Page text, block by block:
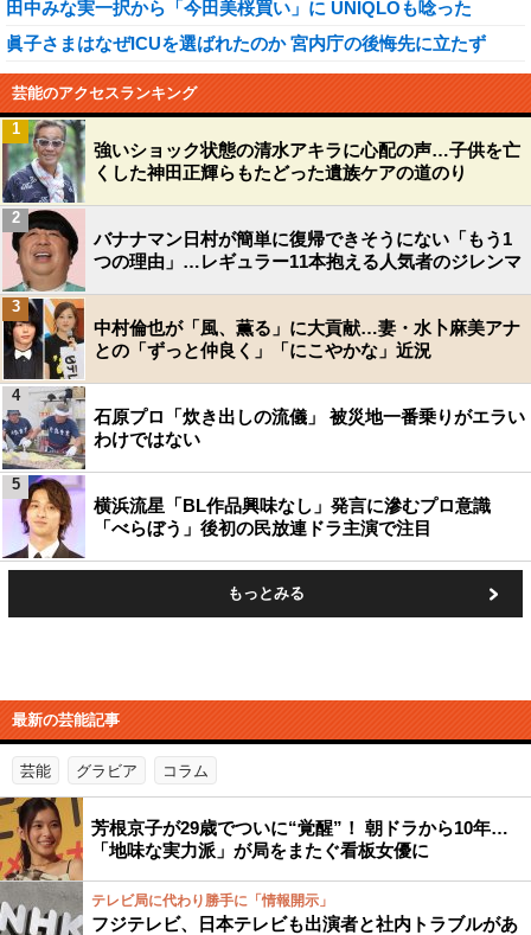
田中みな実一択から「今田美桜買い」に UNIQLOも唸った
眞子さまはなぜICUを選ばれたのか 宮内庁の後悔先に立たず
芸能のアクセスランキング
強いショック状態の清水アキラに心配の声…子供を亡
くした神田正輝らもたどった遺族ケアの道のり
1
バナナマン日村が簡単に復帰できそうにない「もう1
つの理由」…レギュラー11本抱える人気者のジレンマ
2
中村倫也が「風、薫る」に大貢献…妻・水卜麻美アナ
との「ずっと仲良く」「にこやかな」近況
3
石原プロ「炊き出しの流儀」 被災地一番乗りがエラい
わけではない
4
横浜流星「BL作品興味なし」発言に滲むプロ意識
「べらぼう」後初の民放連ドラ主演で注目
5
もっとみる
最新の芸能記事
芸能 グラビア コラム
芳根京子が29歳でついに“覚醒”！ 朝ドラから10年…
「地味な実力派」が局をまたぐ看板女優に
テレビ局に代わり勝手に「情報開示」
フジテレビ、日本テレビも出演者と社内トラブルがあ